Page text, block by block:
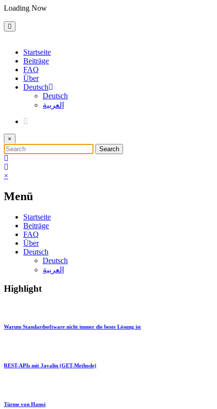
Skip
content
Loading Now
Startseite
Beiträge
FAQ
Über
Deutsch
Deutsch
العربية
×
×
Menü
Startseite
Beiträge
FAQ
Über
Deutsch
Deutsch
العربية
Highlight
Warum Standardsoftware nicht immer die beste Lösung ist
REST-APIs mit Javalin (GET-Methode)
Türme von Hanoi